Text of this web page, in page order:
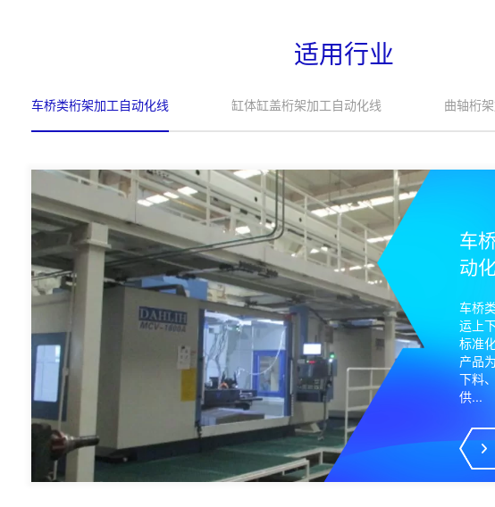
适用行业
类桁架加工自动化线 缸体缸盖桁架加工自动化线 曲轴桁架加工自
车桥类桁架加工自
动化线
车桥类桁架加工自动化线搬
运上下料解决方案采用新松
标准化、模块换桁架机器人
产品为车桥重载、高精度上
下料、搬运、缓存场景提
供...